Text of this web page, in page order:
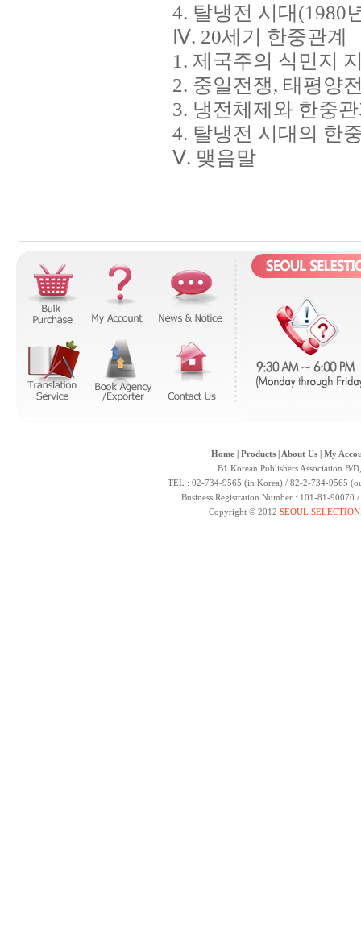
4. 탈냉전 시대(1980
Ⅳ. 20세기 한중관계
1. 제국주의 식민지
2. 중일전쟁, 태평양
3. 냉전체제와 한중
4. 탈냉전 시대의 한
Ⅴ. 맺음말
Home| Products| About Us| My
B1 Korean Publishers Association B/
TEL : 02-734-9565 (in Korea) / 82-2-734-9565
Business Registration Number : 101-81-
Copyright © 2012 SEOUL SELECTION